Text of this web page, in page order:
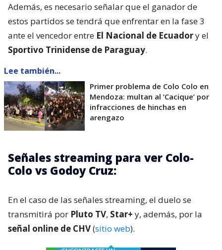
Además, es necesario señalar que el ganador de
estos partidos se tendrá que enfrentar en la fase 3
ante el vencedor entre El Nacional de Ecuadory el
Sportivo Trinidense de Paraguay.
Lee también...
Primer problema de Colo Colo en
Mendoza: multan al ’Cacique’ por
infracciones de hinchas en
arengazo
Señales streaming para ver Colo-
Colo vs Godoy Cruz:
En el caso de las señales streaming, el duelo se
transmitirá por Pluto TV, Star+ y, además, por la
señal online de CHV(sitio web).